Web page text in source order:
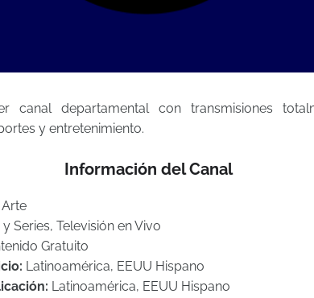
departamental con transmisiones
y entretenimiento.
Información del Canal
Arte
Series, Televisión en Vivo
Gratuito
Latinoamérica, EEUU Hispano
Latinoamérica, EEUU Hispano